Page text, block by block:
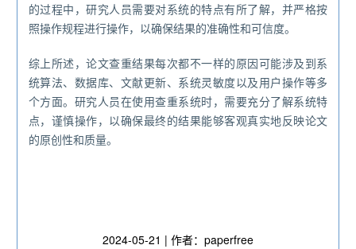
的过程中，研究人员需要对系统的特点有所了解，并严格按
照操作规程进行操作，以确保结果的准确性和可信度。
综上所述，论文查重结果每次都不一样的原因可能涉及到系
统算法、数据库、文献更新、系统灵敏度以及用户操作等多
个方面。研究人员在使用查重系统时，需要充分了解系统特
点，谨慎操作，以确保最终的结果能够客观真实地反映论文
的原创性和质量。
2024-05-21 | 作者：paperfree